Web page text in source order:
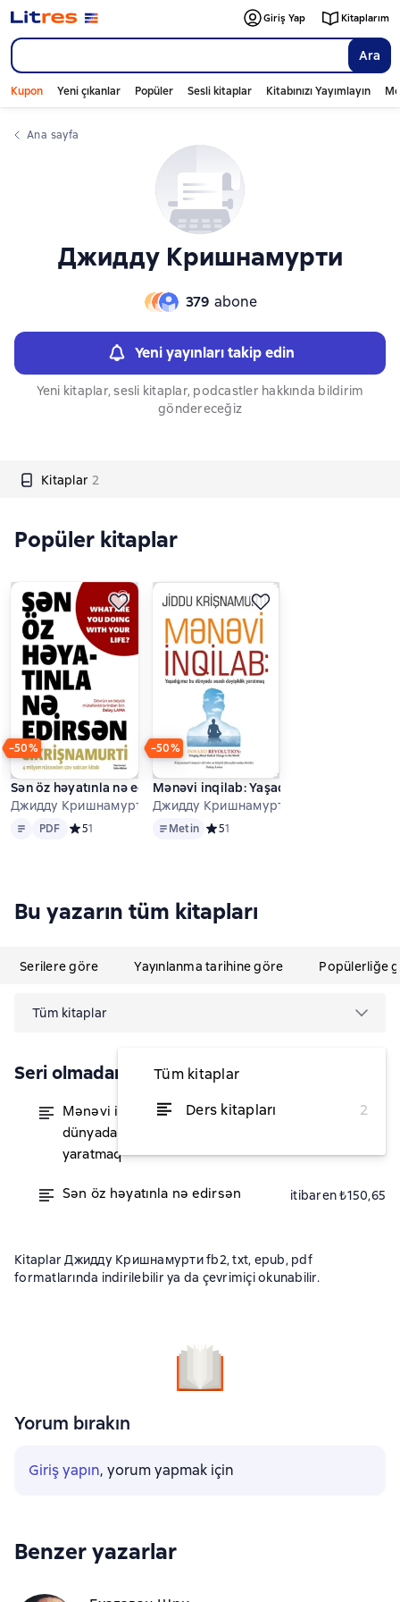
Ara
Giriş Yap Kitaplarım
Kupon Yeni çıkanlar Popüler Sesli kitaplar Kitabınızı Yayımlayın
Ana sayfa
Джидду Кришнамурти
379 abone
Yeni yayınları takip edin
Yeni kitaplar, sesli kitaplar, podcastler hakkında bildirim
göndereceğiz
Kitaplar 2
Слайдер с книгами
Popüler kitaplar
−50%
Sən öz həyatınla nə edirsən
Джидду Кришнамурти
Metin PDF
PDF Средний рейтинг 5 на основе 1 оценок
51
−50%
Mənəvi inqilab: Yaşadığımız bu
Джидду Кришнамурти
MetinMetin Средний рейтинг 5 на основе 1
51
Bu yazarın tüm kitapları
Serilere göre Yayınlanma tarihine göre Popülerliğe
Tüm kitaplar
Tüm kitaplar
Ders kitapları
2
Seri olmadan
Mənəvi inqilab: Yaşadığımız bu
dünyada əsaslı dəyişiklik
yaratmaq
itibaren ₺150,65
Sən öz həyatınla nə edirsən itibaren ₺150,65
Kitaplar Джидду Кришнамурти fb2, txt, epub, pdf
formatlarında indirilebilir ya da çevrimiçi okunabilir.
Yorum bırakın
Giriş yapın, yorum yapmak için
Benzer yazarlar